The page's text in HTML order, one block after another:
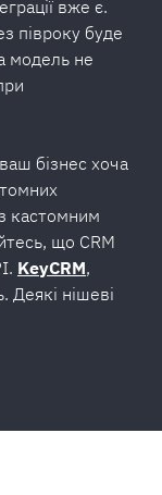
вже є.
півроку буде
модель не
бізнес хоча
кастомним
що CRM
KeyCRM,
Деякі нішеві